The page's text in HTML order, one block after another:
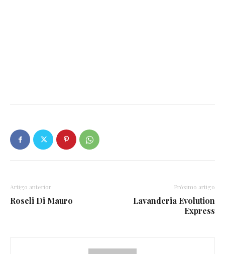
Artigo anterior
Roseli Di Mauro
Próximo artigo
Lavanderia Evolution
Express